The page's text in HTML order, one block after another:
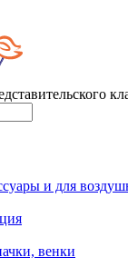
и для
венки